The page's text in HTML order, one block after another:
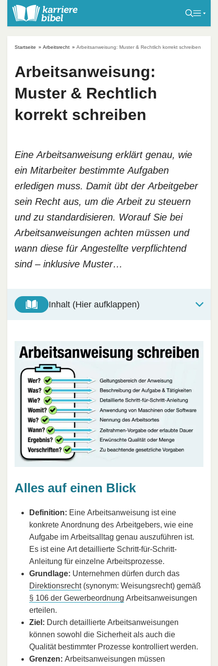
Startseite » Arbeitsrecht » Arbeitsanweisung: Muster & Rechtlich korrekt schreiben
Arbeitsanweisung:
Muster & Rechtlich
korrekt schreiben
Eine Arbeitsanweisung erklärt genau, wie
ein Mitarbeiter bestimmte Aufgaben
erledigen muss. Damit übt der Arbeitgeber
sein Recht aus, um die Arbeit zu steuern
und zu standardisieren. Worauf Sie bei
Arbeitsanweisungen achten müssen und
wann diese für Angestellte verpflichtend
sind – inklusive Muster…
Inhalt (Hier aufklappen)
Alles auf einen Blick
Definition: Eine Arbeitsanweisung ist eine
konkrete Anordnung des Arbeitgebers, wie eine
Aufgabe im Arbeitsalltag genau auszuführen ist.
Es ist eine Art detaillierte Schritt-für-Schritt-
Anleitung für einzelne Arbeitsprozesse.
Grundlage: Unternehmen dürfen durch das
Direktionsrecht(synonym: Weisungsrecht) gemäß
§ 106 der Gewerbeordnung Arbeitsanweisungen
erteilen.
Ziel: Durch detaillierte Arbeitsanweisungen
können sowohl die Sicherheit als auch die
Qualität bestimmter Prozesse kontrolliert werden.
Grenzen: Arbeitsanweisungen müssen